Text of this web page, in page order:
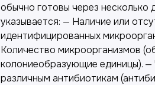
обычно готовы через несколько
указывается: — Наличие или
идентифицированных
Количество микроорганизмов
колониеобразующие единицы). —
различным антибиотикам